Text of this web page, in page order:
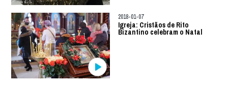
2018-01-07
Igreja: Cristãos de Rito
Bizantino celebram o Natal